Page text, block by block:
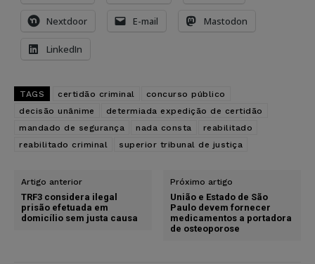
Nextdoor E-mail Mastodon
LinkedIn
TAGS certidão criminal
concurso público
decisão unânime
determiada expedição de certidão
mandado de segurança
nada consta
reabilitado
reabilitado criminal
superior tribunal de justiça
Artigo anterior
TRF3 considera ilegal
prisão efetuada em
domicílio sem justa causa
Próximo artigo
União e Estado de São
Paulo devem fornecer
medicamentos a portadora
de osteoporose